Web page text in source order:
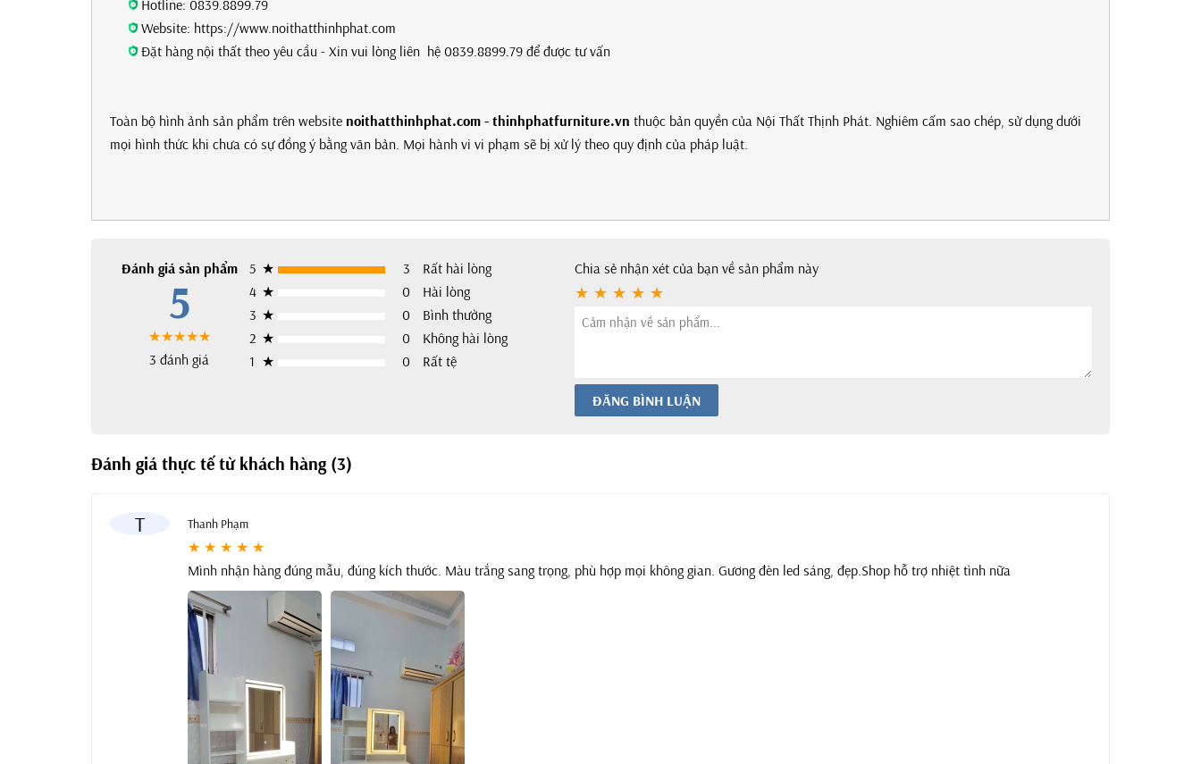
Hotline: 0839.8899.79
Website: https://www.noithatthinhphat.com
Đặt hàng nội thất theo yêu cầu - Xin vui lòng liên hệ 0839.8899.79 để được tư vấn
Toàn bộ hình ảnh sản phẩm trên website noithatthinhphat.com - thinhphatfurniture.vn thuộc bản quyền của Nội Thất Thịnh Phát. Nghiêm cấm sao chép, sử dụng dưới
mọi hình thức khi chưa có sự đồng ý bằng văn bản. Mọi hành vi vi phạm sẽ bị xử lý theo quy định của pháp luật.
Đánh giá sản phẩm
5
★★★★★
3 đánh giá
5 ★ 3
Rất hài lòng
4 ★ 0
Hài lòng
3 ★ 0
Bình thường
2 ★ 0
Không hài lòng
1 ★ 0 Rất tệ
Chia sẻ nhận xét của bạn về sản phẩm này
ĐĂNG BÌNH LUẬN
Đánh giá thực tế từ khách hàng (3)
T Thanh Phạm
★ ★ ★ ★ ★
Mình nhận hàng đúng mẫu, đúng kích thước. Màu trắng sang trọng, phù hợp mọi không gian. Gương đèn led sáng, đẹp.Shop hỗ trợ nhiệt tình nữa